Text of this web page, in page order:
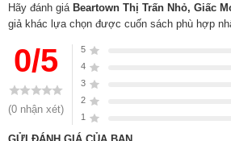
Ai cũng nói Beartown vậy là xong rồi.
mình sâu trong rừng, và ngày càng nhỏ
Nhưng ở đây có một sân băng cũ, và
Beartown tin rằng ngày mai sẽ tốt hơn
Hãy đánh giá Beartown Thị Trấn Nhỏ, Giấc
giả khác lựa chọn được cuốn sách phù hợp
0/5
(0 nhận xét)
5
4
3
2
1